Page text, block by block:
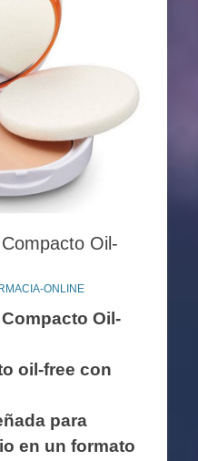
Oil-
ONLINE
Oil-
oil-free con
para
en un formato